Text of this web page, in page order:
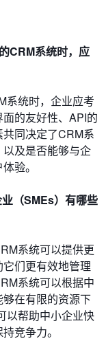
CRM系统时，应
系统时，企业应考
的友好性、API的
同决定了CRM系
及是否能够与企
验。
（SMEs）有哪些
系统可以提供更
们更有效地管理
系统可以根据中
在有限的资源下
以帮助中小企业快
竞争力。